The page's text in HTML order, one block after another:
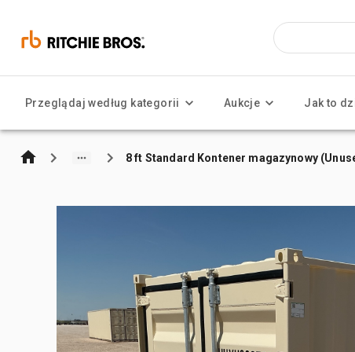
Przeglądaj według kategorii Aukcje Jak to
8 ft Standard Kontener magazynowy